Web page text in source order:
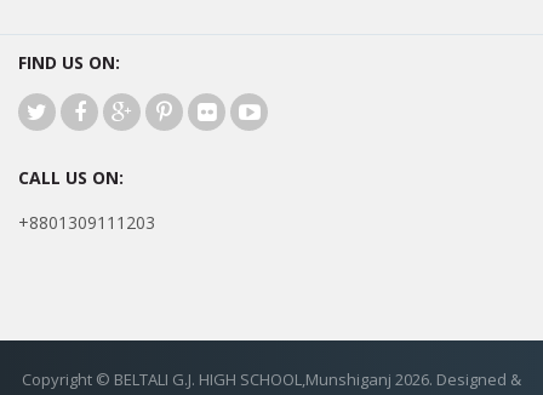
FIND US ON:
CALL US ON:
+8801309111203
Copyright © BELTALI G.J. HIGH SCHOOL,Munshiganj 2026. Designed &